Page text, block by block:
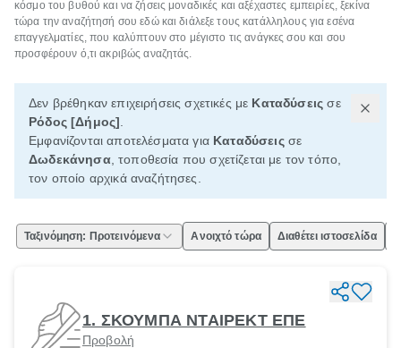
κόσμο του βυθού και να ζήσεις μοναδικές και αξέχαστες εμπειρίες, ξεκίνα
τώρα την αναζήτησή σου εδώ και διάλεξε τους κατάλληλους για εσένα
επαγγελματίες, που καλύπτουν στο μέγιστο τις ανάγκες σου και σου
προσφέρουν ό,τι ακριβώς αναζητάς.
Δεν βρέθηκαν επιχειρήσεις σχετικές με Καταδύσεις σε
Ρόδος [Δήμος]
Εμφανίζονται αποτελέσματα για Καταδύσειςσε
Δωδεκάνησα, τοποθεσία που σχετίζεται με τον τόπο,
τον οποίο αρχικά αναζήτησες.
Ταξινόμηση: Προτεινόμενα Ανοιχτό τώρα Διαθέτει ιστοσελίδα
1. ΣΚΟΥΜΠΑ ΝΤΑΙΡΕΚΤ ΕΠΕ
Προβολή